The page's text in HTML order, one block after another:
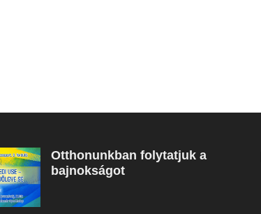
Otthonunkban folytatjuk a
bajnokságot